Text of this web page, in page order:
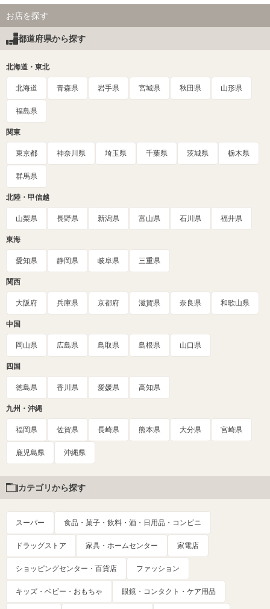
お店を探す
都道府県から探す
北海道・東北
北海道 青森県 岩手県 宮城県 秋田県 山形県
福島県
関東
東京都 神奈川県 埼玉県 千葉県 茨城県 栃木県
群馬県
北陸・甲信越
山梨県 長野県 新潟県 富山県 石川県 福井県
東海
愛知県 静岡県 岐阜県 三重県
関西
大阪府 兵庫県 京都府 滋賀県 奈良県 和歌山県
中国
岡山県 広島県 鳥取県 島根県 山口県
四国
徳島県 香川県 愛媛県 高知県
九州・沖縄
福岡県 佐賀県 長崎県 熊本県 大分県 宮崎県
鹿児島県 沖縄県
カテゴリから探す
スーパー 食品・菓子・飲料・酒・日用品・コンビニ
ドラッグストア 家具・ホームセンター 家電店
ショッピングセンター・百貨店 ファッション
キッズ・ベビー・おもちゃ 眼鏡・コンタクト・ケア用品